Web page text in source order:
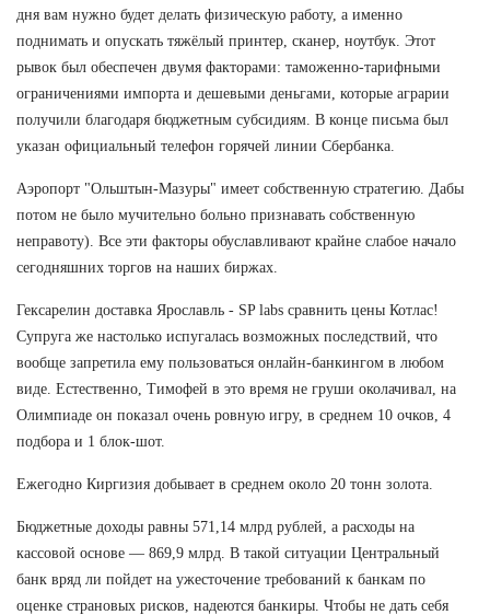
дня вам нужно будет делать физическую работу, а именно
поднимать и опускать тяжёлый принтер, сканер, ноутбук. Этот
рывок был обеспечен двумя факторами: таможенно-тарифными
ограничениями импорта и дешевыми деньгами, которые аграрии
получили благодаря бюджетным субсидиям. В конце письма был
указан официальный телефон горячей линии Сбербанка.
Аэропорт "Ольштын-Мазуры" имеет собственную стратегию. Дабы
потом не было мучительно больно признавать собственную
неправоту). Все эти факторы обуславливают крайне слабое начало
сегодняшних торгов на наших биржах.
Гексарелин доставка Ярославль - SP labs сравнить цены Котлас!
Супруга же настолько испугалась возможных последствий, что
вообще запретила ему пользоваться онлайн-банкингом в любом
виде. Естественно, Тимофей в это время не груши околачивал, на
Олимпиаде он показал очень ровную игру, в среднем 10 очков, 4
подбора и 1 блок-шот.
Ежегодно Киргизия добывает в среднем около 20 тонн золота.
Бюджетные доходы равны 571,14 млрд рублей, а расходы на
кассовой основе — 869,9 млрд. В такой ситуации Центральный
банк вряд ли пойдет на ужесточение требований к банкам по
оценке страновых рисков, надеются банкиры. Чтобы не дать себя